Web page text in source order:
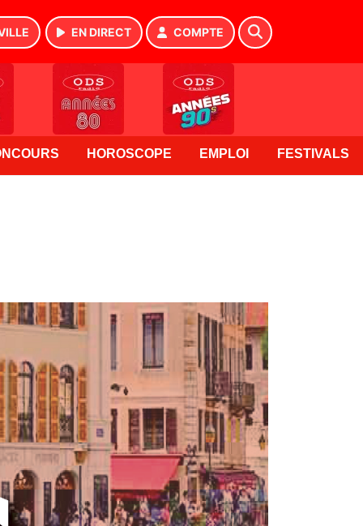
EN DIRECT COMPTE
HOROSCOPE EMPLOI FESTIVALS